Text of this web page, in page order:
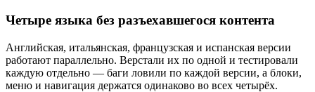
Четыре языка без разъехавшегося контента
Английская, итальянская, французская и испанская версии
работают параллельно. Верстали их по одной и тестировали
каждую отдельно — баги ловили по каждой версии, а блоки,
меню и навигация держатся одинаково во всех четырёх.